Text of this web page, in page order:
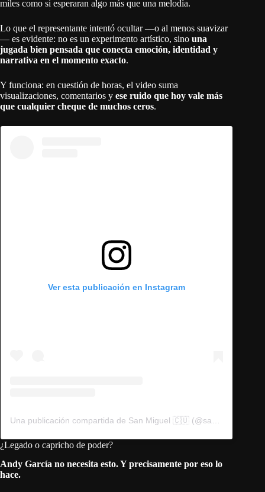
miles como si esperaran algo más que una melodía.
Lo que el representante intentó ocultar —o al menos suavizar
— es evidente: no es un experimento artístico, sino una
jugada bien pensada que conecta emoción, identidad y
narrativa en el momento exacto.
Y funciona: en cuestión de horas, el video suma
visualizaciones, comentarios y ese ruido que hoy vale más
que cualquier cheque de muchos ceros.
Ver esta publicación en Instagram
¿Legado o capricho de poder?
Andy García no necesita esto. Y precisamente por eso lo
hace.